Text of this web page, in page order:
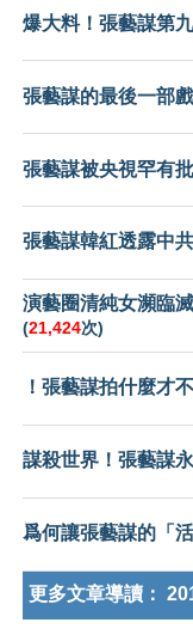
爆大料！張藝謀第
張藝謀的最後一部
張藝謀被央視罕有
張藝謀韓紅透露中
演藝圈清純女瀕臨
(21,424次)
！張藝謀拍什麼才
謀殺世界！張藝謀
爲何讓張藝謀的「
更多文章導讀：